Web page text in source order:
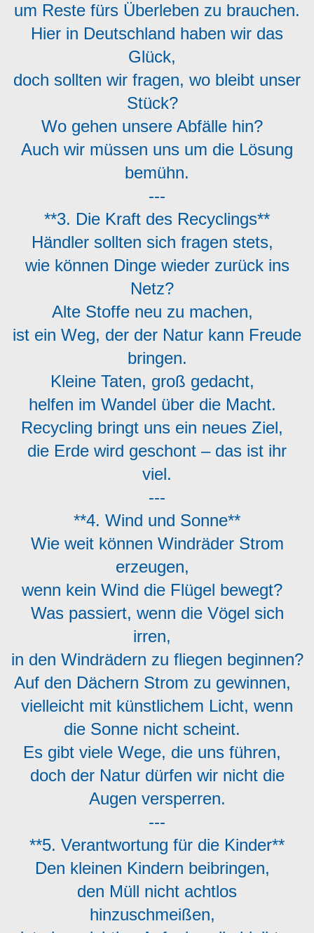
um Reste fürs Überleben zu brauchen.
Hier in Deutschland haben wir das
Glück,
doch sollten wir fragen, wo bleibt unser
Stück?
Wo gehen unsere Abfälle hin?
Auch wir müssen uns um die Lösung
bemühn.
---
**3. Die Kraft des Recyclings**
Händler sollten sich fragen stets,
wie können Dinge wieder zurück ins
Netz?
Alte Stoffe neu zu machen,
ist ein Weg, der der Natur kann Freude
bringen.
Kleine Taten, groß gedacht,
helfen im Wandel über die Macht.
Recycling bringt uns ein neues Ziel,
die Erde wird geschont – das ist ihr
viel.
---
**4. Wind und Sonne**
Wie weit können Windräder Strom
erzeugen,
wenn kein Wind die Flügel bewegt?
Was passiert, wenn die Vögel sich
irren,
in den Windrädern zu fliegen beginnen?
Auf den Dächern Strom zu gewinnen,
vielleicht mit künstlichem Licht, wenn
die Sonne nicht scheint.
Es gibt viele Wege, die uns führen,
doch der Natur dürfen wir nicht die
Augen versperren.
---
**5. Verantwortung für die Kinder**
Den kleinen Kindern beibringen,
den Müll nicht achtlos
hinzuschmeißen,